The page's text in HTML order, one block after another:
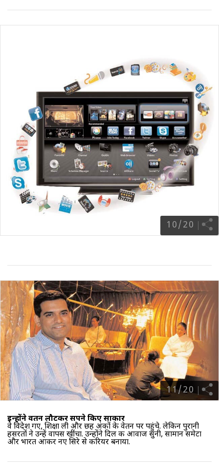
10/ 20
11/20
इन्‍होंने वतन लौटकर सपने किए साकार
वे विदेश गए, शिक्षा ली और छह अंकों के वेतन पर पहुंचे. लेकिन पुरानी
हसरतों ने उन्हें वापस खींचा. उन्होंने दिल की आवाज सुनी, सामान समेटा
और भारत आकर नए सिरे से करियर बनाया.